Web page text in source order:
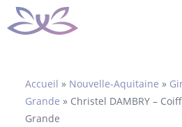
Aller
au
Accueil » Nouvelle-Aquitaine »
Grande » Christel DAMBRY –
Grande